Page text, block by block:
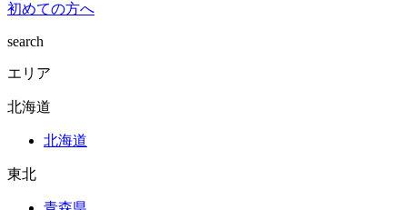
初めての方へ
search
エリア
北海道
北海道
東北